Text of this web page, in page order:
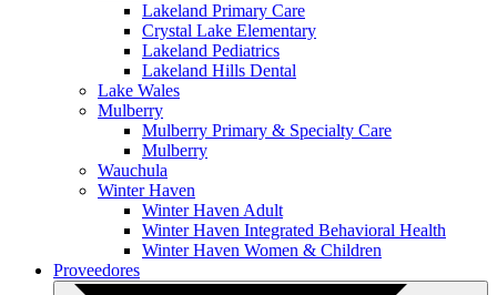
Lakeland Primary Care
Crystal Lake Elementary
Lakeland Pediatrics
Lakeland Hills Dental
Lake Wales
Mulberry
Mulberry Primary & Specialty Care
Mulberry
Wauchula
Winter Haven
Winter Haven Adult
Winter Haven Integrated Behavioral Health
Winter Haven Women & Children
Proveedores